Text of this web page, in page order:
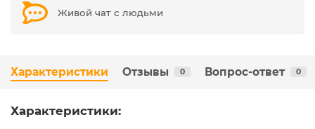
Живой чат с людьми
Характеристики Отзывы 0 Вопрос-ответ 0
Характеристики: